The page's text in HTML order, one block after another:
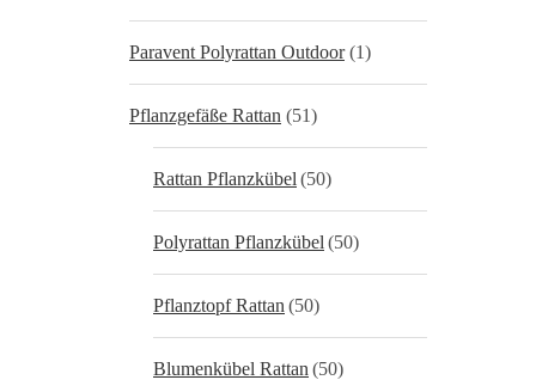
Paravent Polyrattan Outdoor (1)
Pflanzgefäße Rattan (51)
Rattan Pflanzkübel (50)
Polyrattan Pflanzkübel (50)
Pflanztopf Rattan (50)
Blumenkübel Rattan (50)